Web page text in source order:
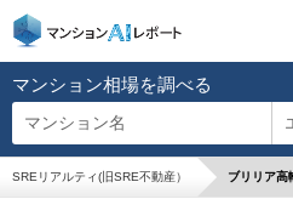
マンション相場を調べる
マンション名
SREリアルティ(旧SRE不動産） ブリリア高